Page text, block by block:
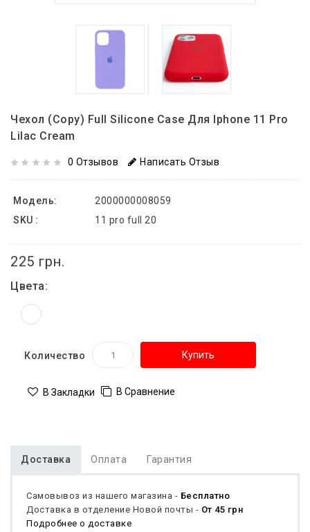
Чехол (copy) Full Silicone Case Для Iphone 11 Pro
Lilac Cream
0 Отзывов Написать Отзыв
Модель:
2000000008059
SKU :
11 pro full 20
225 грн.
Цвета:
Количество Купить
В Закладки В Сравнение
Доставка Оплата Гарантия
Самовывоз из нашего магазина - Бесплатно
Доставка в отделение Новой почты - От 45 грн
Подробнее о доставке